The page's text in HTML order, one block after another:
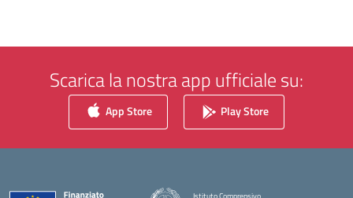
Scarica la nostra app ufficiale su:
App Store Play Store
Istituto Comprensivo